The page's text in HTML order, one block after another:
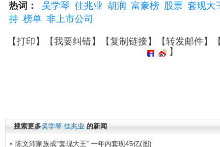
热词： 吴学琴 佳兆业 胡润 富豪榜 股票 套现大
持 榜单 非上市公司
【打印】【我要纠错】【复制链接】【转发邮件】
】
搜索更多吴学琴 佳兆业 的新闻
陈文沛家族成“套现大王” 一年内套现45亿(图)